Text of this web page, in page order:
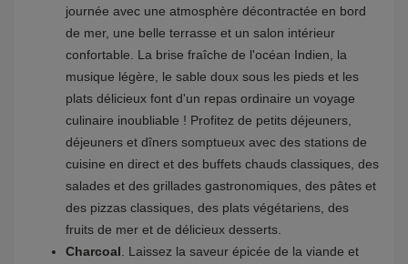
journée avec une atmosphère décontractée en bord
de mer, une belle terrasse et un salon intérieur
confortable. La brise fraîche de l'océan Indien, la
musique légère, le sable doux sous les pieds et les
plats délicieux font d'un repas ordinaire un voyage
culinaire inoubliable ! Profitez de petits déjeuners,
déjeuners et dîners somptueux avec des stations de
cuisine en direct et des buffets chauds classiques, des
salades et des grillades gastronomiques, des pâtes et
des pizzas classiques, des plats végétariens, des
fruits de mer et de délicieux desserts.
Charcoal. Laissez la saveur épicée de la viande et